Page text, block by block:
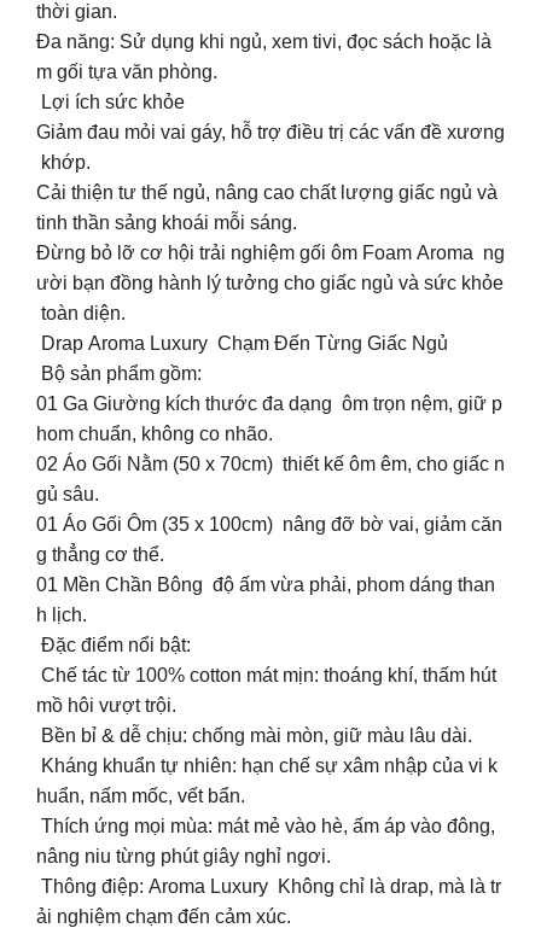
thời gian.
Đa năng: Sử dụng khi ngủ, xem tivi, đọc sách hoặc là
m gối tựa văn phòng.
Lợi ích sức khỏe
Giảm đau mỏi vai gáy, hỗ trợ điều trị các vấn đề xương
khớp.
Cải thiện tư thế ngủ, nâng cao chất lượng giấc ngủ và
tinh thần sảng khoái mỗi sáng.
Đừng bỏ lỡ cơ hội trải nghiệm gối ôm Foam Aroma ng
ười bạn đồng hành lý tưởng cho giấc ngủ và sức khỏe
toàn diện.
Drap Aroma Luxury Chạm Đến Từng Giấc Ngủ
️ Bộ sản phẩm gồm:
01 Ga Giường kích thước đa dạng ôm trọn nệm, giữ p
hom chuẩn, không co nhão.
02 Áo Gối Nằm (50 x 70cm) thiết kế ôm êm, cho giấc n
gủ sâu.
01 Áo Gối Ôm (35 x 100cm) nâng đỡ bờ vai, giảm căn
g thẳng cơ thể.
01 Mền Chần Bông độ ấm vừa phải, phom dáng than
h lịch.
Đặc điểm nổi bật:
Chế tác từ 100% cotton mát mịn: thoáng khí, thấm hút
mồ hôi vượt trội.
Bền bỉ & dễ chịu: chống mài mòn, giữ màu lâu dài.
Kháng khuẩn tự nhiên: hạn chế sự xâm nhập của vi k
huẩn, nấm mốc, vết bẩn.
Thích ứng mọi mùa: mát mẻ vào hè, ấm áp vào đông,
nâng niu từng phút giây nghỉ ngơi.
Thông điệp: Aroma Luxury Không chỉ là drap, mà là tr
ải nghiệm chạm đến cảm xúc.